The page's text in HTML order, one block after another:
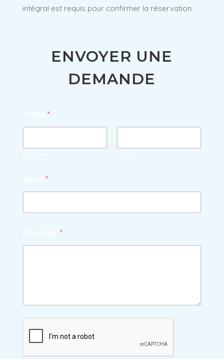
intégral est requis pour confirmer la réservation.
ENVOYER UNE
DEMANDE
*
*
*